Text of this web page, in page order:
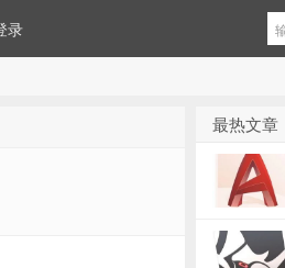
录
最热文章